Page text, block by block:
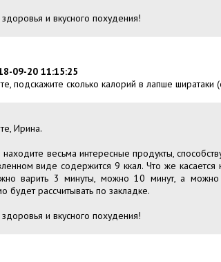
и вкусного похудения!
09-20 11:15:25
подскажите сколько калорий в лапше
Ирина.
весьма интересные продукты,
виде содержится 9 ккал. Что же
варить 3 минуты, можно 10 минут, а можно
будет рассчитывать по закладке.
и вкусного похудения!